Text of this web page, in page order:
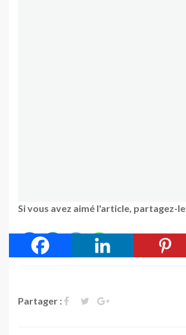
Si vous avez aimé l'article, partagez-le.
Partager :